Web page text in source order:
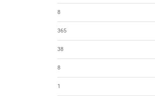
8
365
38
8
1